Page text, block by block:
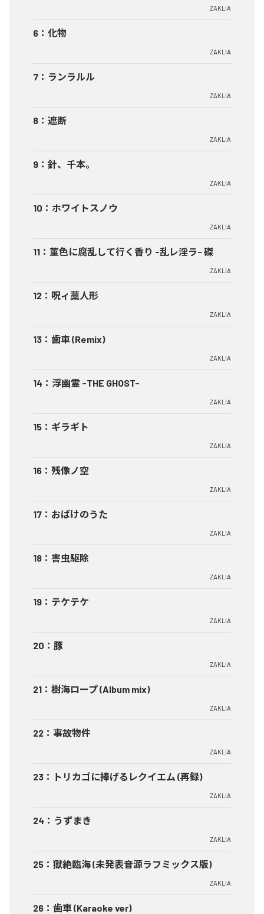
ZAKLIA
6 ： 化物
ZAKLIA
7 ： ランラルル
ZAKLIA
8 ： 遮断
ZAKLIA
9 ： 針、千本。
ZAKLIA
10 ： ホワイトスノウ
ZAKLIA
11 ： 菫色に腐乱して行く香り -乱レ淫ラ- 磔
ZAKLIA
12 ： 呪ィ藁人形
ZAKLIA
13 ： 歯車 (Remix)
ZAKLIA
14 ： 浮幽霊 -THE GHOST-
ZAKLIA
15 ： ギラギト
ZAKLIA
16 ： 残像ノ空
ZAKLIA
17 ： おばけのうた
ZAKLIA
18 ： 害虫駆除
ZAKLIA
19 ： テケテケ
ZAKLIA
20 ： 豚
ZAKLIA
21 ： 樹海ロープ (Album mix)
ZAKLIA
22 ： 事故物件
ZAKLIA
23 ： トリカゴに捧げるレクイエム (再録)
ZAKLIA
24 ： うずまき
ZAKLIA
25 ： 獄絶臨海 (未発表音源ラフミックス版)
ZAKLIA
26 ： 歯車 (Karaoke ver)